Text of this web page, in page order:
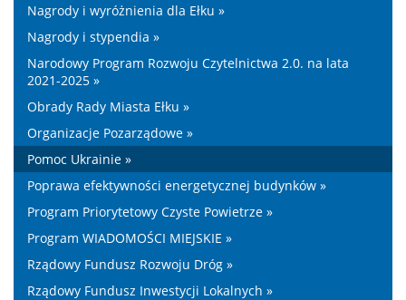
Nagrody i wyróżnienia dla Ełku »
Nagrody i stypendia »
Narodowy Program Rozwoju Czytelnictwa 2.0. na lata
2021-2025 »
Obrady Rady Miasta Ełku »
Organizacje Pozarządowe »
Pomoc Ukrainie »
Poprawa efektywności energetycznej budynków »
Program Priorytetowy Czyste Powietrze »
Program WIADOMOŚCI MIEJSKIE »
Rządowy Fundusz Rozwoju Dróg »
Rządowy Fundusz Inwestycji Lokalnych »